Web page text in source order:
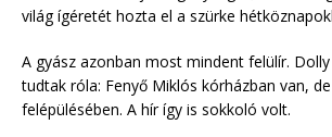
világ ígéretét hozta el a szürke
A gyász azonban most mindent felülír.
tudtak róla: Fenyő Miklós kórházban van,
felépülésében. A hír így is sokkoló volt.